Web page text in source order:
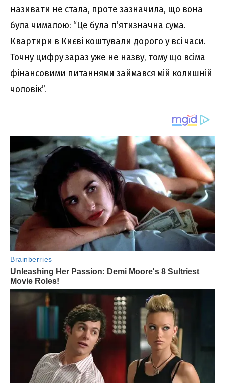
називати не стала, проте зазначила, що вона
була чималою: “Це була п’ятизначна сума.
Квартири в Києві коштували дорого у всі часи.
Точну цифру зараз уже не назву, тому що всіма
фінансовими питаннями займався мій колишній
чоловік”.